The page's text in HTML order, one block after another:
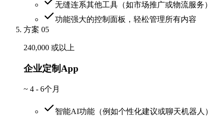
无缝连系其他工具（如市场推广或物流服务）
功能强大的控制面板，轻松管理所有内容
方案 05
240,000 或以上
企业定制App
~ 4 - 6个月
智能AI功能（例如个性化建议或聊天机器人）